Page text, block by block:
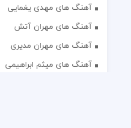
آهنگ های مهدی یغمایی
آهنگ های مهران آتش
آهنگ های مهران مدیری
آهنگ های میثم ابراهیمی